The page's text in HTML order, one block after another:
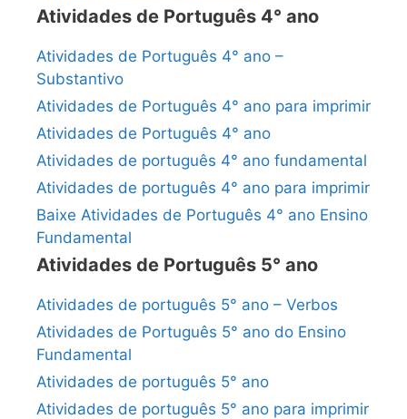
Atividades de Português 4° ano
Atividades de Português 4° ano –
Substantivo
Atividades de Português 4° ano para imprimir
Atividades de Português 4° ano
Atividades de português 4° ano fundamental
Atividades de português 4° ano para imprimir
Baixe Atividades de Português 4° ano Ensino
Fundamental
Atividades de Português 5° ano
Atividades de português 5° ano – Verbos
Atividades de Português 5° ano do Ensino
Fundamental
Atividades de português 5° ano
Atividades de português 5° ano para imprimir